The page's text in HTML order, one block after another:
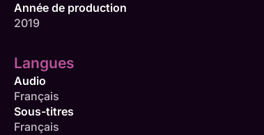
Année de production
2019
Langues
Audio
Français
Sous-titres
Français